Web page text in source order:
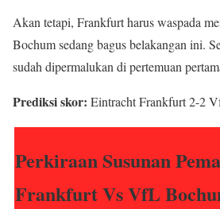
Akan tetapi, Frankfurt harus waspada
Bochum sedang bagus belakangan ini.
sudah dipermalukan di pertemuan
Prediksi skor: Eintracht Frankfurt 2-2
Perkiraan Susunan
Frankfurt Vs VfL